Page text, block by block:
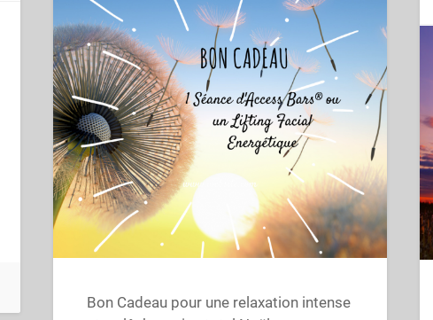
Bon Cadeau pour une relaxation intense